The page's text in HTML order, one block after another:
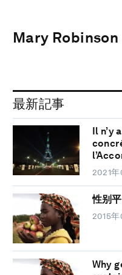
Mary Robinson
最新記事
Il n’y
2021年
性别
2015年
Why